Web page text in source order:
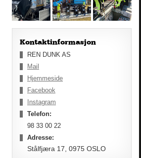
Kontaktinformasjon
REN DUNK AS
Mail
Hjemmeside
Facebook
Instagram
Telefon:
98 33 00 22
Adresse:
Stålfjæra 17, 0975 OSLO